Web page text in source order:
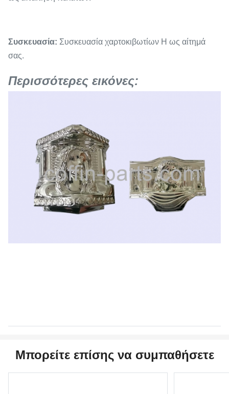
Συσκευασία: Συσκευασία χαρτοκιβωτίων Η ως αίτημά
σας.
Περισσότερες εικόνες:
Μπορείτε επίσης να συμπαθήσετε